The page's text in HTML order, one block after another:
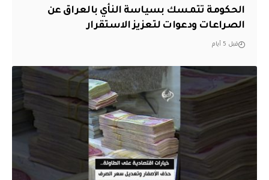
الحكومة تتمسك بسياسة النأي بالعراق عن
الصراعات ودعوات لتعزيز الاستقرار
قبل 5 أيام